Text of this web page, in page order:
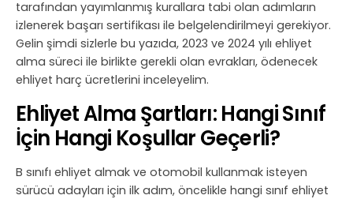
tarafından yayımlanmış kurallara tabi olan adımların
izlenerek başarı sertifikası ile belgelendirilmeyi gerekiyor.
Gelin şimdi sizlerle bu yazıda, 2023 ve 2024 yılı ehliyet
alma süreci ile birlikte gerekli olan evrakları, ödenecek
ehliyet harç ücretlerini inceleyelim.
Ehliyet Alma Şartları: Hangi Sınıf
İçin Hangi Koşullar Geçerli?
B sınıfı ehliyet almak ve otomobil kullanmak isteyen
sürücü adayları için ilk adım, öncelikle hangi sınıf ehliyet